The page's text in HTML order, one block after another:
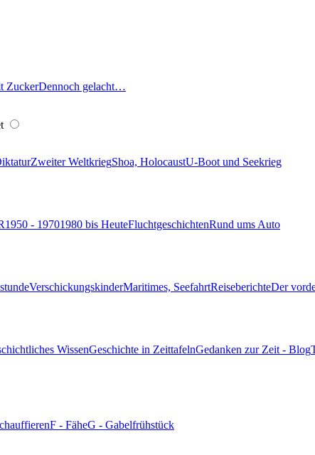
ZuckerDennoch gelacht…
Zweiter WeltkriegShoa, HolocaustU-Boot und Seekrieg
1950 - 19701980 bis HeuteFluchtgeschichtenRund ums Auto
VerschickungskinderMaritimes, SeefahrtReiseberichteDer
WissenGeschichte in ZeittafelnGedanken zur Zeit - Blog
F - FäheG - Gabelfrühstück